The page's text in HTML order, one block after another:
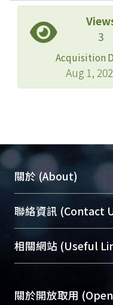
3
Acquisition
Aug 1,
關於 (About)
臺大位居世界頂尖
展現本校豐碩的研
機構典藏（NTUR）
台，成為臺大學術
成果。
聯絡資訊 (Contact
總館學科館員(Main
醫學圖書館學科館員
Sciences Library)
相關網站 (Useful
關於開放取用